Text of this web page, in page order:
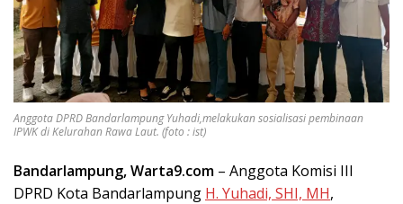
Anggota DPRD Bandarlampung Yuhadi,melakukan sosialisasi pembinaan
IPWK di Kelurahan Rawa Laut. (foto : ist)
Bandarlampung, Warta9.com – Anggota Komisi III
DPRD Kota Bandarlampung H. Yuhadi, SHI, MH,